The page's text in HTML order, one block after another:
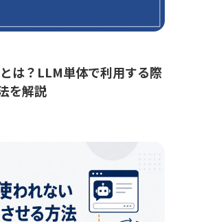
は？LLM単体で利用する際
を解説